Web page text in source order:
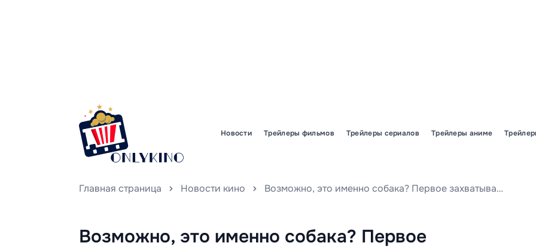
Новости Трейлеры фильмов Трейлеры сериалов Трейлеры аниме
Главная страница Новости кино Возможно, это именно собака? Первое захватывающее видео о невероятной приключенческой истории «Грибного щенка».
Возможно, это именно собака? Первое